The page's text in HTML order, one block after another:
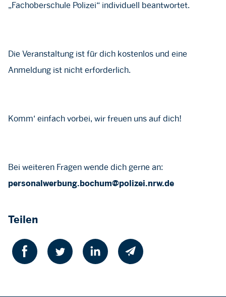
„Fachoberschule Polizei“ individuell beantwortet.
Die Veranstaltung ist für dich kostenlos und eine
Anmeldung ist nicht erforderlich.
Komm‘ einfach vorbei, wir freuen uns auf dich!
Bei weiteren Fragen wende dich gerne an:
personalwerbung.bochum@polizei.nrw.de
Teilen